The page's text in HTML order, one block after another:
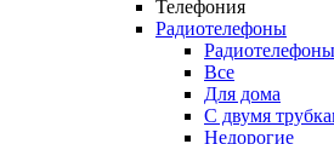
Телефония
Радиотелефоны
Радиотелефоны
Все
Для дома
С двумя
Недорогие